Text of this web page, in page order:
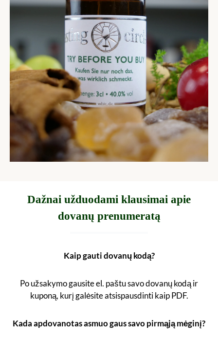
Dažnai užduodami klausimai apie
dovanų prenumeratą
Kaip gauti dovanų kodą?
Po užsakymo gausite el. paštu savo dovanų kodą ir
kuponą, kurį galėsite atsispausdinti kaip PDF.
Kada apdovanotas asmuo gaus savo pirmąją mėginį?